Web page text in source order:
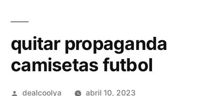
quitar propaganda
camisetas futbol
Publicado
dealcoolya abril 10, 2023